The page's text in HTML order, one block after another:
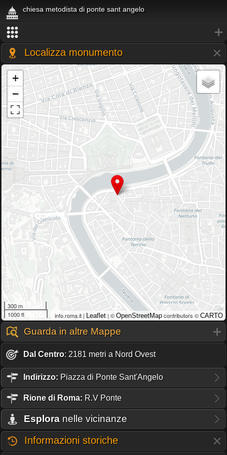
chiesa metodista di ponte sant angelo
Localizza monumento
+
−
300 m
1000 ft
info.roma.it | Leaflet | © OpenStreetMap contributors © CARTO
Guarda in altre Mappe
Dal Centro: 2181 metri a Nord Ovest
Indirizzo: Piazza di Ponte Sant'Angelo
Rione di Roma: R.V Ponte
Esplora nelle vicinanze
Informazioni storiche